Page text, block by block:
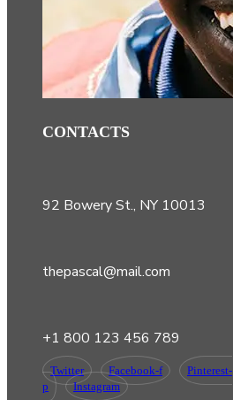
CONTACTS
92 Bowery St., NY 10013
thepascal@mail.com
+1 800 123 456 789
Twitter Facebook-f
Pinterest-
p
Instagram